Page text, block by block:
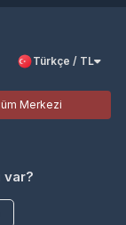
Türkçe / TL
Merkezi
var?